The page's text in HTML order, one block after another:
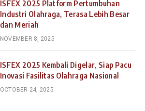
ISFEX 2025 Platform Pertumbuhan
Industri Olahraga, Terasa Lebih Besar
dan Meriah
NOVEMBER 8, 2025
ISFEX 2025 Kembali Digelar, Siap Pacu
Inovasi Fasilitas Olahraga Nasional
OCTOBER 24, 2025